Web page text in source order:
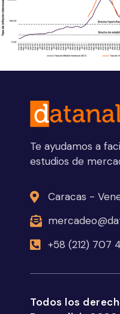
Te ayudamos a
estudios de
Caracas -
+58 (212) 707
Todos los